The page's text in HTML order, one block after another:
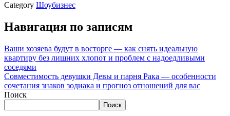
Category Шоубизнес
Навигация по записям
Ваши хозяева будут в восторге — как снять идеальную
квартиру без лишних хлопот и проблем с надоедливыми
соседями
Совместимость девушки Девы и парня Рака — особенности
сочетания знаков зодиака и прогноз отношений для вас
Поиск
Поиск